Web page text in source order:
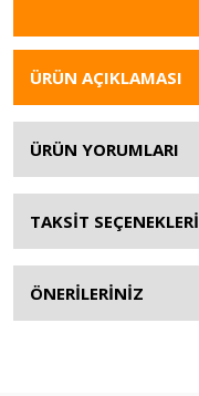
ÜRÜN AÇIKLAMASI
ÜRÜN YORUMLARI
TAKSİT SEÇENEKLERİ
ÖNERİLERİNİZ